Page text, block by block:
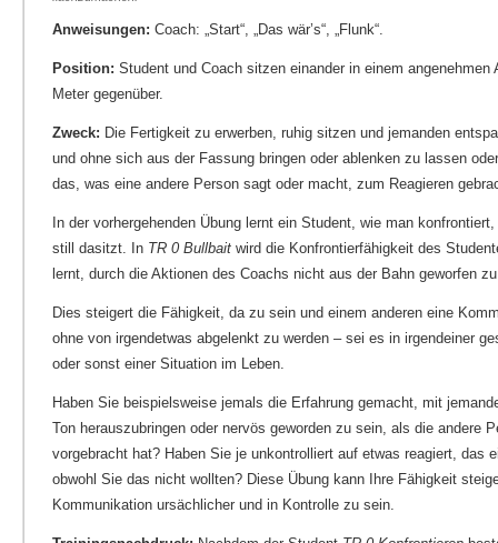
Anweisungen: Coach: „Start“, „Das wär’s“, „Flunk“.
Position: Student und Coach sitzen einander in einem angenehmen
Meter gegenüber.
Zweck: Die Fertigkeit zu erwerben, ruhig sitzen und jemanden
und ohne sich aus der Fassung bringen oder ablenken zu lassen
das, was eine andere Person sagt oder macht, zum Reagieren
In der vorhergehenden Übung lernt ein Student, wie man
still dasitzt. In TR 0 Bullbait wird die Konfrontierfähigkeit des
lernt, durch die Aktionen des Coachs nicht aus der Bahn geworfen
Dies steigert die Fähigkeit, da zu sein und einem anderen eine
ohne von irgendetwas abgelenkt zu werden – sei es in irgendeiner
oder sonst einer Situation im Leben.
Haben Sie beispielsweise jemals die Erfahrung gemacht, mit
Ton herauszubringen oder nervös geworden zu sein, als die andere
vorgebracht hat? Haben Sie je unkontrolliert auf etwas reagiert, das
obwohl Sie das nicht wollten? Diese Übung kann Ihre Fähigkeit
Kommunikation ursächlicher und in Kontrolle zu sein.